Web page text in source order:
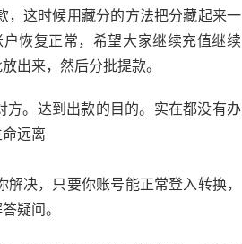
，这时候用藏分的方法把分藏起来一
恢复正常，希望大家继续充值继续
出来，然后分批提款。
方。达到出款的目的。实在都没有办
远离
决，只要你账号能正常登入转换，
疑问。